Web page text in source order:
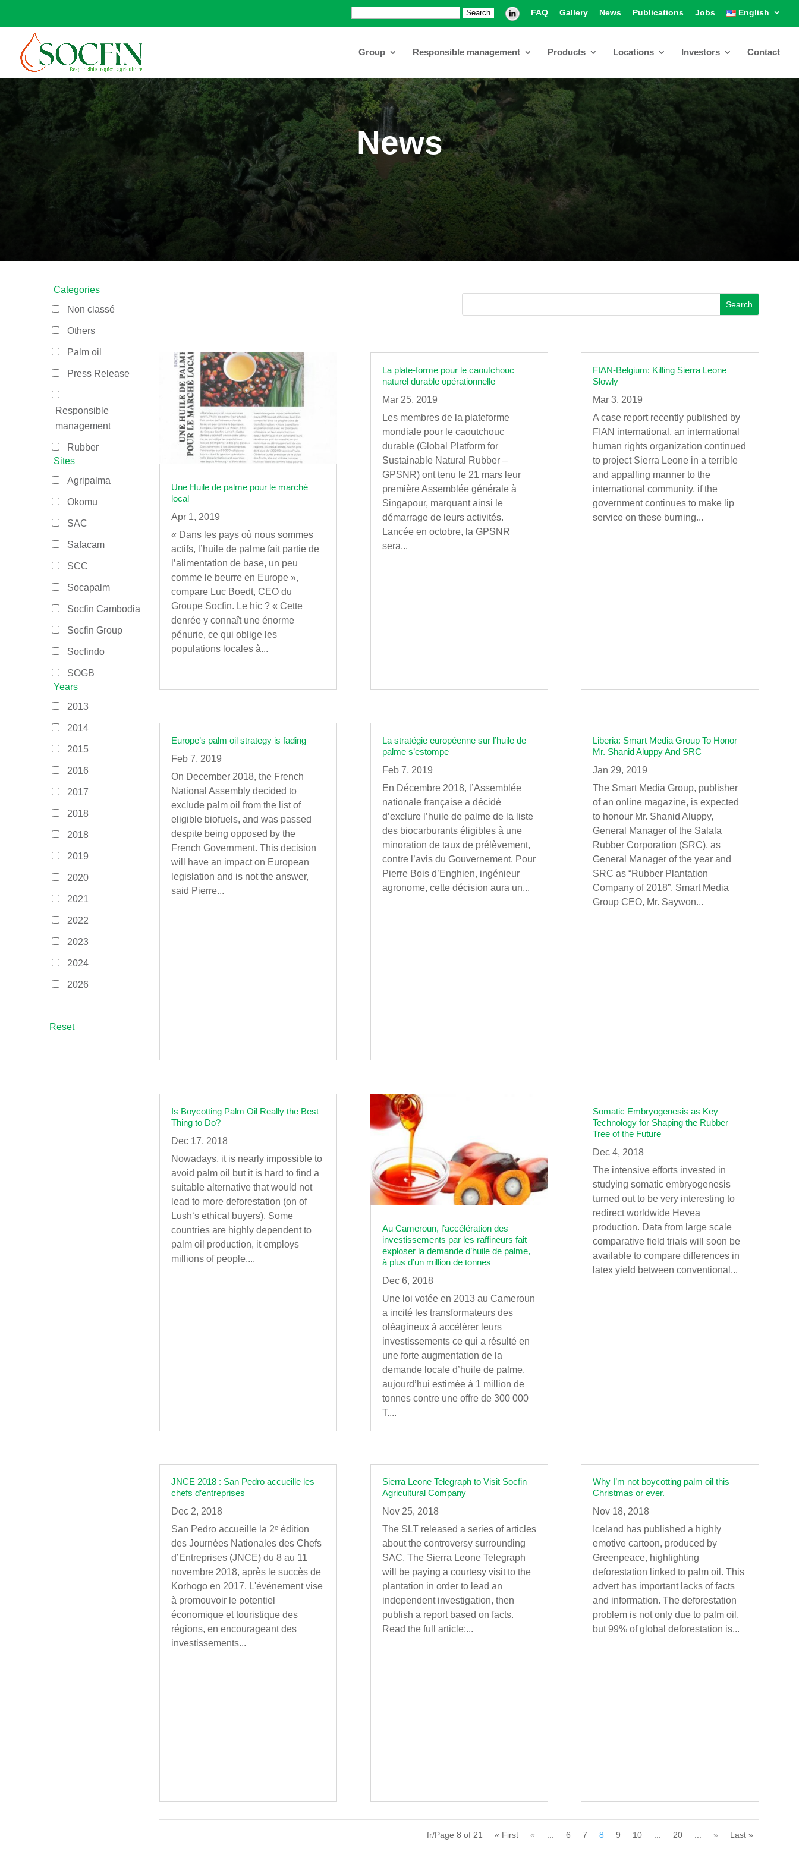
Search: FAQ Gallery News Publications Jobs English
Group Responsible management Products Locations Investors Contact
News
Categories
Non classé
Others
Palm oil
Press Release
Responsible
management
Rubber
Sites
Agripalma
Okomu
SAC
Safacam
SCC
Socapalm
Socfin Cambodia
Socfin Group
Socfindo
SOGB
Years
2013
2014
2015
2016
2017
2018
2018
2019
2020
2021
2022
2023
2024
2026
Une Huile de palme pour le marché
local
Apr 1, 2019
« Dans les pays où nous sommes
actifs, l’huile de palme fait partie de
l’alimentation de base, un peu
comme le beurre en Europe »,
compare Luc Boedt, CEO du
Groupe Socfin. Le hic ? « Cette
denrée y connaît une énorme
pénurie, ce qui oblige les
populations locales à...
Europe’s palm oil strategy is fading
Feb 7, 2019
On December 2018, the French
National Assembly decided to
exclude palm oil from the list of
eligible biofuels, and was passed
despite being opposed by the
French Government. This decision
will have an impact on European
legislation and is not the answer,
said Pierre...
Is Boycotting Palm Oil Really the Best
Thing to Do?
Dec 17, 2018
Nowadays, it is nearly impossible to
avoid palm oil but it is hard to find a
suitable alternative that would not
lead to more deforestation (on of
Lush‘s ethical buyers). Some
countries are highly dependent to
palm oil production, it employs
millions of people....
JNCE 2018 : San Pedro accueille les
chefs d’entreprises
Dec 2, 2018
San Pedro accueille la 2ᵉ édition
des Journées Nationales des Chefs
d’Entreprises (JNCE) du 8 au 11
novembre 2018, après le succès de
Korhogo en 2017. L'événement vise
à promouvoir le potentiel
économique et touristique des
régions, en encourageant des
investissements...
La plate-forme pour le caoutchouc
naturel durable opérationnelle
Mar 25, 2019
Les membres de la plateforme
mondiale pour le caoutchouc
durable (Global Platform for
Sustainable Natural Rubber –
GPSNR) ont tenu le 21 mars leur
première Assemblée générale à
Singapour, marquant ainsi le
démarrage de leurs activités.
Lancée en octobre, la GPSNR
sera...
La stratégie européenne sur l’huile de
palme s’estompe
Feb 7, 2019
En Décembre 2018, l’Assemblée
nationale française a décidé
d’exclure l’huile de palme de la liste
des biocarburants éligibles à une
minoration de taux de prélèvement,
contre l’avis du Gouvernement. Pour
Pierre Bois d’Enghien, ingénieur
agronome, cette décision aura un...
Au Cameroun, l’accélération des
investissements par les raffineurs fait
exploser la demande d’huile de palme,
à plus d’un million de tonnes
Dec 6, 2018
Une loi votée en 2013 au Cameroun
a incité les transformateurs des
oléagineux à accélérer leurs
investissements ce qui a résulté en
une forte augmentation de la
demande locale d’huile de palme,
aujourd’hui estimée à 1 million de
tonnes contre une offre de 300 000
T....
Sierra Leone Telegraph to Visit Socfin
Agricultural Company
Nov 25, 2018
The SLT released a series of articles
about the controversy surrounding
SAC. The Sierra Leone Telegraph
will be paying a courtesy visit to the
plantation in order to lead an
independent investigation, then
publish a report based on facts.
Read the full article:...
FIAN-Belgium: Killing Sierra Leone
Slowly
Mar 3, 2019
A case report recently published by
FIAN international, an international
human rights organization continued
to project Sierra Leone in a terrible
and appalling manner to the
international community, if the
government continues to make lip
service on these burning...
Liberia: Smart Media Group To Honor
Mr. Shanid Aluppy And SRC
Jan 29, 2019
The Smart Media Group, publisher
of an online magazine, is expected
to honour Mr. Shanid Aluppy,
General Manager of the Salala
Rubber Corporation (SRC), as
General Manager of the year and
SRC as “Rubber Plantation
Company of 2018”. Smart Media
Group CEO, Mr. Saywon...
Somatic Embryogenesis as Key
Technology for Shaping the Rubber
Tree of the Future
Dec 4, 2018
The intensive efforts invested in
studying somatic embryogenesis
turned out to be very interesting to
redirect worldwide Hevea
production. Data from large scale
comparative field trials will soon be
available to compare differences in
latex yield between conventional...
Why I’m not boycotting palm oil this
Christmas or ever.
Nov 18, 2018
Iceland has published a highly
emotive cartoon, produced by
Greenpeace, highlighting
deforestation linked to palm oil. This
advert has important lacks of facts
and information. The deforestation
problem is not only due to palm oil,
but 99% of global deforestation is...
fr/Page 8 of 21 « First « ... 6 7 8 9 10 ... 20 ... » Last »